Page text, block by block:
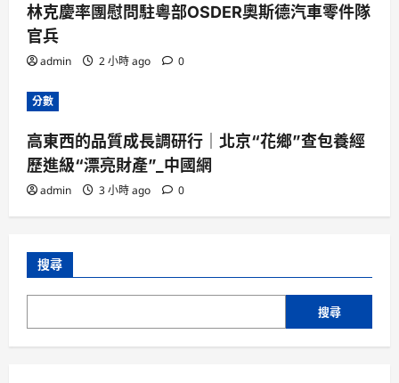
林克慶率團慰問駐粵部OSDER奧斯德汽車零件隊
官兵
admin 2 小時 ago 0
分數
高東西的品質成長調研行｜北京“花鄉”查包養經
歷進級“漂亮財產”_中國網
admin 3 小時 ago 0
搜尋
搜尋